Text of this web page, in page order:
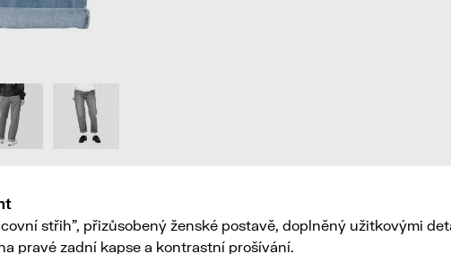
střih", přizůsobený ženské postavě, doplněný užitkovými
pravé zadní kapse a kontrastní prošívání.